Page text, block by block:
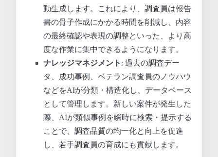
動生成します。これにより、調査員は報告
書の骨子作成にかかる時間を削減し、内容
の最終確認や表現の調整といった、より高
度な作業に集中できるようになります。
ナレッジマネジメント : 過去の調査デー
タ、成功事例、ベテラン調査員のノウハウ
などをAIが分類・構造化し、データベース
として管理します。新しい案件が発生した
際、AIが類似事例を瞬時に検索・提示する
ことで、調査品質の均一化と向上を促進
し、若手調査員の育成にも貢献します。